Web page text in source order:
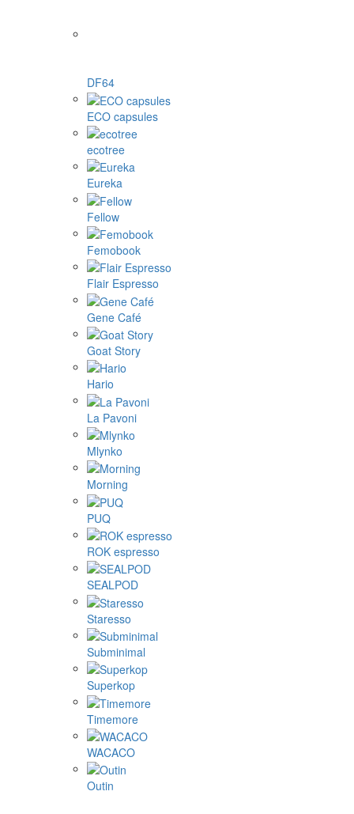
DF64
ECO capsules
ecotree
Eureka
Fellow
Femobook
Flair Espresso
Gene Café
Goat Story
Hario
La Pavoni
Mlynko
Morning
PUQ
ROK espresso
SEALPOD
Staresso
Subminimal
Superkop
Timemore
WACACO
Outin